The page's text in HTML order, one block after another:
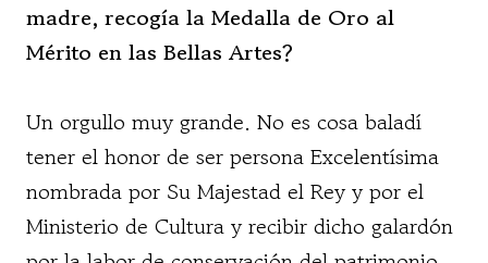
madre, recogía la Medalla de Oro al
Mérito en las Bellas Artes?
Un orgullo muy grande. No es cosa baladí
tener el honor de ser persona Excelentísima
nombrada por Su Majestad el Rey y por el
Ministerio de Cultura y recibir dicho galardón